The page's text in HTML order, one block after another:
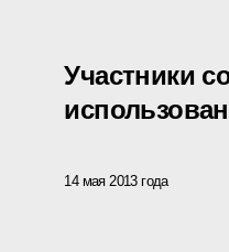
Участники
14 мая 2013 года